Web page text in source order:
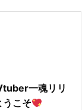
一魂リリ
うこそ